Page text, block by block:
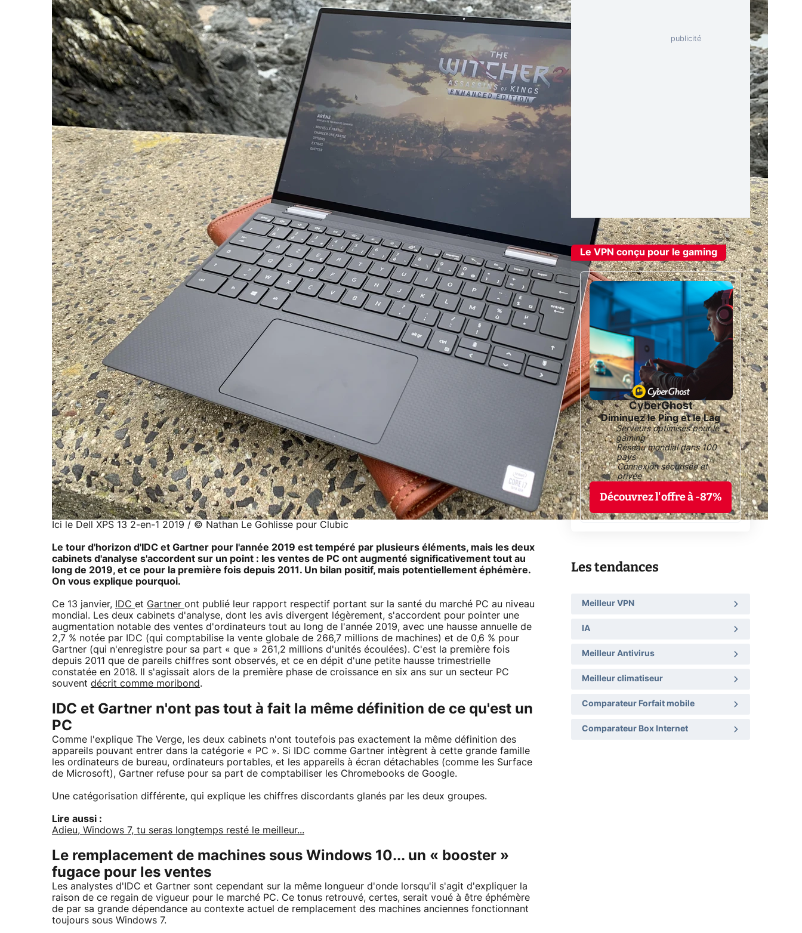
Ici le Dell XPS 13 2-en-1 2019 / © Nathan Le Gohlisse pour Clubic
Le tour d'horizon d'IDC et Gartner pour l'année 2019 est tempéré par plusieurs éléments, mais les deux
cabinets d'analyse s'accordent sur un point : les ventes de PC ont augmenté significativement tout au
long de 2019, et ce pour la première fois depuis 2011. Un bilan positif, mais potentiellement éphémère.
On vous explique pourquoi.
Ce 13 janvier, IDC et Gartner ont publié leur rapport respectif portant sur la santé du marché PC au niveau
mondial. Les deux cabinets d'analyse, dont les avis divergent légèrement, s'accordent pour pointer une
augmentation notable des ventes d'ordinateurs tout au long de l'année 2019, avec une hausse annuelle de
2,7 % notée par IDC (qui comptabilise la vente globale de 266,7 millions de machines) et de 0,6 % pour
Gartner (qui n'enregistre pour sa part « que » 261,2 millions d'unités écoulées). C'est la première fois
depuis 2011 que de pareils chiffres sont observés, et ce en dépit d'une petite hausse trimestrielle
constatée en 2018. Il s'agissait alors de la première phase de croissance en six ans sur un secteur PC
souvent décrit comme moribond.
IDC et Gartner n'ont pas tout à fait la même définition de ce qu'est un
PC
Comme l'explique The Verge, les deux cabinets n'ont toutefois pas exactement la même définition des
appareils pouvant entrer dans la catégorie « PC ». Si IDC comme Gartner intègrent à cette grande famille
les ordinateurs de bureau, ordinateurs portables, et les appareils à écran détachables (comme les Surface
de Microsoft), Gartner refuse pour sa part de comptabiliser les Chromebooks de Google.
Une catégorisation différente, qui explique les chiffres discordants glanés par les deux groupes.
Lire aussi :
Adieu, Windows 7, tu seras longtemps resté le meilleur...
Le remplacement de machines sous Windows 10... un « booster »
fugace pour les ventes
Les analystes d'IDC et Gartner sont cependant sur la même longueur d'onde lorsqu'il s'agit d'expliquer la
raison de ce regain de vigueur pour le marché PC. Ce tonus retrouvé, certes, serait voué à être éphémère
de par sa grande dépendance au contexte actuel de remplacement des machines anciennes fonctionnant
toujours sous Windows 7.
Le VPN conçu pour le gaming
CyberGhost
Diminuez le Ping et le Lag
Serveurs optimisés pour le
gaming
Réseau mondial dans 100
pays
Connexion sécurisée et
privée
Découvrez l'offre à -87%
Les tendances
Meilleur VPN
IA
Meilleur Antivirus
Meilleur climatiseur
Comparateur Forfait mobile
Comparateur Box Internet